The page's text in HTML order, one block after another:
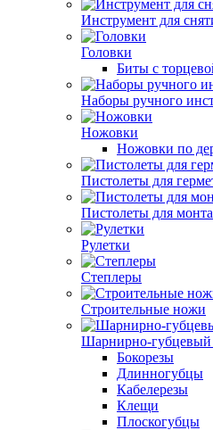
Инструмент для
Головки
Биты с
Наборы ручного
Ножовки
Ножовки по
Пистолеты для
Пистолеты для
Рулетки
Степлеры
Строительные ножи
Шарнирно-губцевый
Бокорезы
Длинногубцы
Кабелерезы
Клещи
Плоскогубцы